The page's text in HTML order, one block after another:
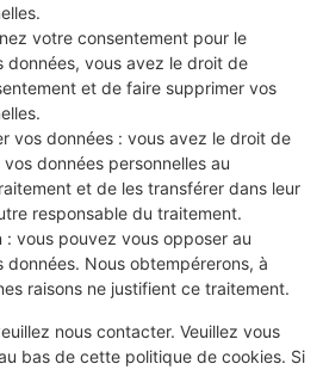
votre consentement pour le
données, vous avez le droit de
et de faire supprimer vos
vos données : vous avez le droit de
données personnelles au
et de les transférer dans leur
responsable du traitement.
: vous pouvez vous opposer au
Nous obtempérerons, à
raisons ne justifient ce traitement.
nous contacter. Veuillez vous
bas de cette politique de cookies. Si